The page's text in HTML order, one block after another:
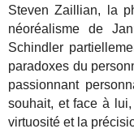
Steven Zaillian, la
néoréalisme de
Schindler
paradoxes du
passionnant
souhait, et face à
virtuosité et la